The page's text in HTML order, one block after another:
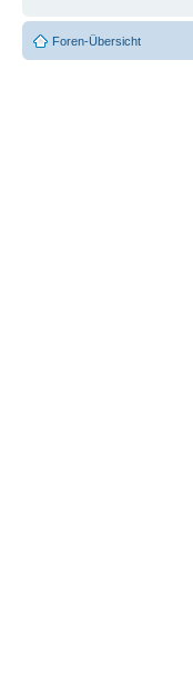
Foren-Übersicht